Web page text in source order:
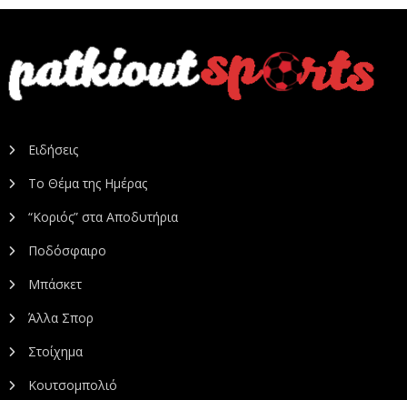
Ειδήσεις
Το Θέμα της Ημέρας
“Κοριός” στα Αποδυτήρια
Ποδόσφαιρο
Μπάσκετ
Άλλα Σπορ
Στοίχημα
Κουτσομπολιό